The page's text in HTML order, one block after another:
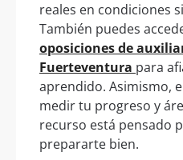
reales en condiciones
También puedes
oposiciones de
Fuerteventura para
aprendido. Asimismo,
medir tu progreso y
recurso está pensado
prepararte bien.